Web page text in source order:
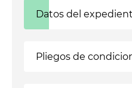
Datos del
Pliegos de